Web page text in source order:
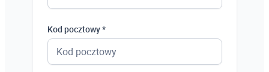
Kod pocztowy *